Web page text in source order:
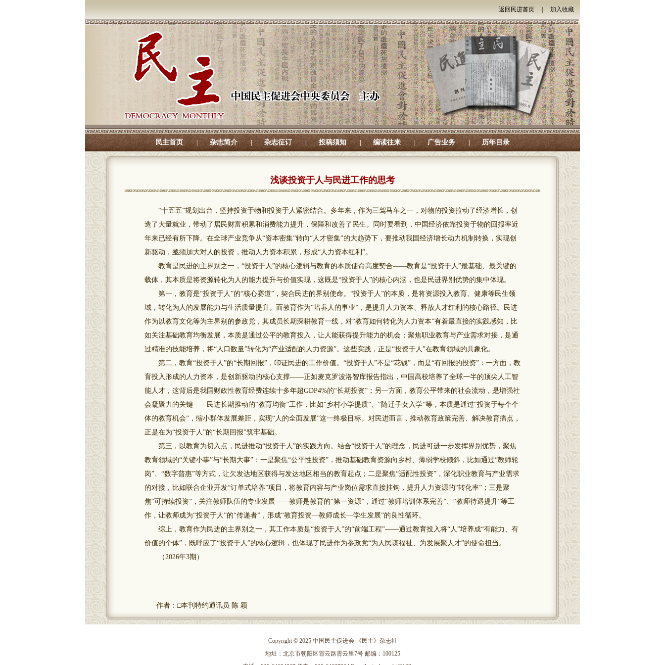
返回民进首页 加入收藏
民主首页 | 杂志简介 | 杂志征订 | 投稿须知 | 编读往来 广告业务 | 历年目录
浅谈投资于人与民进工作的思考
“十五五”规划出台，坚持投资于物和投资于人紧密结合。多年来，作为三驾马车之一，对物的投资拉动了经济增长，创
造了大量就业，带动了居民财富积累和消费能力提升，保障和改善了民生。同时要看到，中国经济依靠投资于物的回报率近
年来已经有所下降。在全球产业竞争从“资本密集”转向“人才密集”的大趋势下，要推动我国经济增长动力机制转换，实现创
新驱动，亟须加大对人的投资，推动人力资本积累，形成“人力资本红利”。
教育是民进的主界别之一，“投资于人”的核心逻辑与教育的本质使命高度契合——教育是“投资于人”最基础、最关键的
载体，其本质是将资源转化为人的能力提升与价值实现，这既是“投资于人”的核心内涵，也是民进界别优势的集中体现。
第一，教育是“投资于人”的“核心赛道”，契合民进的界别使命。“投资于人”的本质，是将资源投入教育、健康等民生领
域，转化为人的发展能力与生活质量提升。而教育作为“培养人的事业”，是提升人力资本、释放人才红利的核心路径。民进
作为以教育文化等为主界别的参政党，其成员长期深耕教育一线，对“教育如何转化为人力资本”有着最直接的实践感知，比
如关注基础教育均衡发展，本质是通过公平的教育投入，让人能获得提升能力的机会；聚焦职业教育与产业需求对接，是通
过精准的技能培养，将“人口数量”转化为“产业适配的人力资源”。这些实践，正是“投资于人”在教育领域的具象化。
第二，教育“投资于人”的“长期回报”，印证民进的工作价值。“投资于人”不是“花钱”，而是“有回报的投资”：一方面，教
育投入形成的人力资本，是创新驱动的核心支撑——正如麦克罗波洛智库报告指出，中国高校培养了全球一半的顶尖人工智
能人才，这背后是我国财政性教育经费连续十多年超GDP4%的“长期投资”；另一方面，教育公平带来的社会流动，是增强社
会凝聚力的关键——民进长期推动的“教育均衡”工作，比如“乡村小学提质”、“随迁子女入学”等，本质是通过“投资于每个个
体的教育机会”，缩小群体发展差距，实现“人的全面发展”这一终极目标。对民进而言，推动教育政策完善、解决教育痛点，
正是在为“投资于人”的“长期回报”筑牢基础。
第三，以教育为切入点，民进推动“投资于人”的实践方向。结合“投资于人”的理念，民进可进一步发挥界别优势，聚焦
教育领域的“关键小事”与“长期大事”：一是聚焦“公平性投资”，推动基础教育资源向乡村、薄弱学校倾斜，比如通过“教师轮
岗”、“数字普惠”等方式，让欠发达地区获得与发达地区相当的教育起点；二是聚焦“适配性投资”，深化职业教育与产业需求
的对接，比如联合企业开发“订单式培养”项目，将教育内容与产业岗位需求直接挂钩，提升人力资源的“转化率”；三是聚
焦“可持续投资”，关注教师队伍的专业发展——教师是教育的“第一资源”，通过“教师培训体系完善”、“教师待遇提升”等工
作，让教师成为“投资于人”的“传递者”，形成“教育投资—教师成长—学生发展”的良性循环。
综上，教育作为民进的主界别之一，其工作本质是“投资于人”的“前端工程”——通过教育投入将“人”培养成“有能力、有
价值的个体”，既呼应了“投资于人”的核心逻辑，也体现了民进作为参政党“为人民谋福祉、为发展聚人才”的使命担当。
（2026年3期）
作者：□本刊特约通讯员 陈 颖
Copyright © 2025 中国民主促进会 《民主》杂志社
地址：北京市朝阳区霄云路霄云里7号 邮编：100125